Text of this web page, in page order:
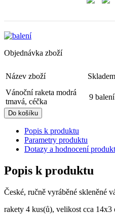
Objednávka zboží
Název zboží Skladem
Vánoční raketa modrá
tmavá, céčka
9 balení
Popis k produktu
Parametry produktu
Dotazy a hodnocení
Popis k produktu
České, ručně vyráběné skleněné
rakety 4 kus(ů), velikost cca 14x3